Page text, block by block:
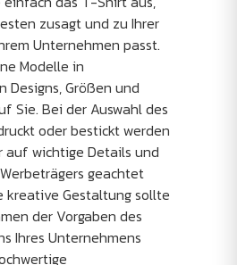
zusagt und zu Ihrer
Unternehmen passt.
Modelle in
Designs, Größen und
Sie. Bei der Auswahl des
oder bestickt werden
auf wichtige Details und
geachtet
kreative Gestaltung sollte
der Vorgaben des
Ihres Unternehmens